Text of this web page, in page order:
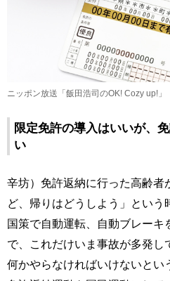
ニッポン放送「飯田浩司のOK! Cozy up!」
限定免許の導入はいいが、
い
辛坊）免許返納に行った高齢者
ど、帰りはどうしよう」という
国策で自動運転、自動ブレーキ
で、これだけいま事故が多発し
何かやらなければいけないとい